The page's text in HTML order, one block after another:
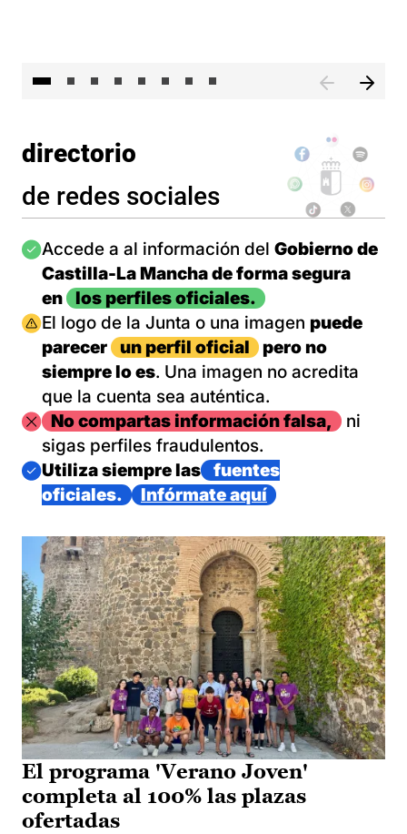
directorio
de redes sociales
Imagen
Accede a al información del Gobierno de
Castilla-La Mancha de forma segura
en
los perfiles oficiales.
Imagen
El logo de la Junta o una imagen puede
parecer
un perfil oficial
pero no
siempre lo es. Una imagen no acredita
que la cuenta sea auténtica.
ImagenNo compartas información falsa,
ni
sigas perfiles fraudulentos.
Imagen
Utiliza siempre las
fuentes
oficiales.
Infórmate aquí
El programa 'Verano Joven'
completa al 100% las plazas
ofertadas